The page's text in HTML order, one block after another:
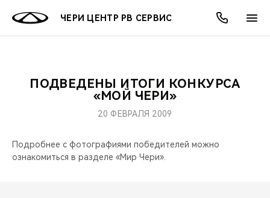
ЧЕРИ ЦЕНТР РВ СЕРВИС
МОДЕЛИ
КРОССОВЕРЫ
ПОКУПАТЕЛЯМ
КРЕДИТ И СТРАХОВАНИЕ
ВЛАДЕЛЬЦАМ
ЗАПЧАСТИ И АКСЕССУАРЫ
МИР CHERY
О БРЕНДЕ
АКЦИИ
ОНЛАЙН СЕРВИСЫ
КРЕДИТ
О КОМПАНИИ
МЫ В СОЦСЕТЯХ
ПОДВЕДЕНЫ ИТОГИ КОНКУРСА
«МОЙ ЧЕРИ»
20 ФЕВРАЛЯ 2009
Подробнее с фотографиями победителей можно
ознакомиться в разделе «Мир Чери».